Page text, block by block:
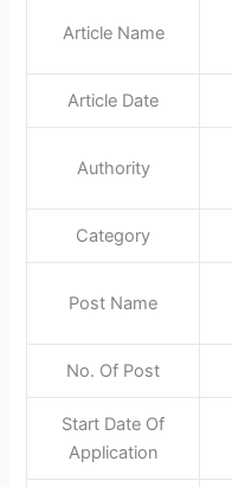
Article Name
Article Date
Authority
Category
Post Name
No. Of Post
Start Date Of
Application